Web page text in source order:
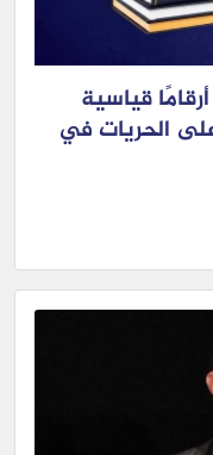
قياسية
الحريات في